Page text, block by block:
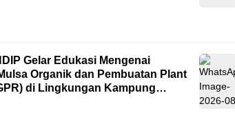
Gelar Edukasi Mengenai
Organik dan Pembuatan Plant
di Lingkungan Kampung